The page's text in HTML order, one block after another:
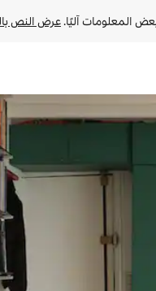
المعلومات آليًا. عرض النص